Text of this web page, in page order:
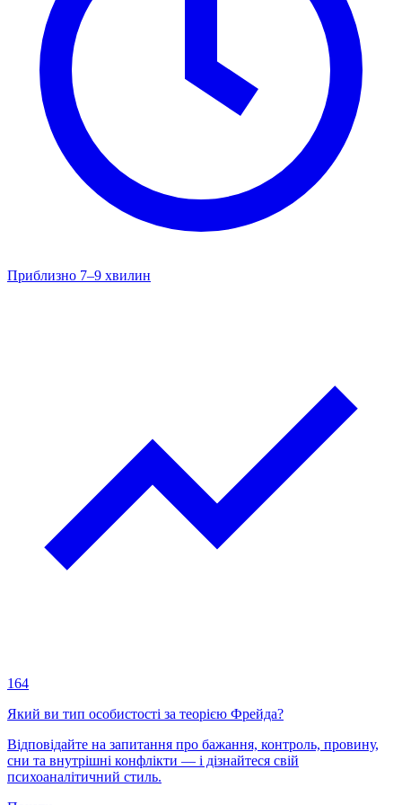
Приблизно 7–9 хвилин
164
Який ви тип особистості за теорією Фрейда?
Відповідайте на запитання про бажання, контроль, провину,
сни та внутрішні конфлікти — і дізнайтеся свій
психоаналітичний стиль.